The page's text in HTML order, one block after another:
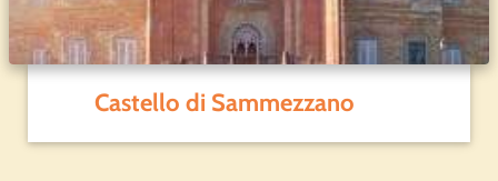
Castello di Sammezzano